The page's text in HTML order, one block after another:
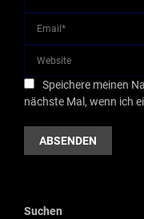
Speichere meinen
nächste Mal, wenn ich
Suchen